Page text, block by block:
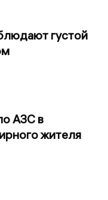
густой
АЗС в
жителя